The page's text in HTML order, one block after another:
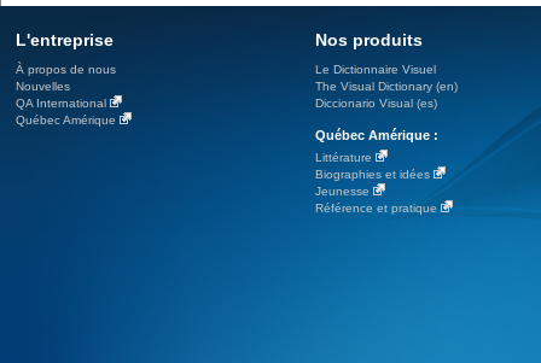
L'entreprise
À propos de nous
Nouvelles
QA International
Québec Amérique
Nos produits
Le Dictionnaire Visuel
The Visual Dictionary (en)
Diccionario Visual (es)
Québec Amérique :
Littérature
Biographies et idées
Jeunesse
Référence et pratique